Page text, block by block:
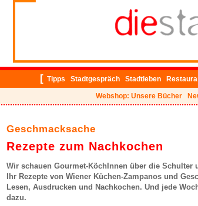
[ Tipps Stadtgespräch Stadtleben
Webshop: Unsere Bücher
Geschmacksache
Rezepte zum Nachkochen
Wir schauen Gourmet-KöchInnen über die Schulter
Ihr Rezepte von Wiener Küchen-Zampanos und
Lesen, Ausdrucken und Nachkochen. Und jede
dazu.